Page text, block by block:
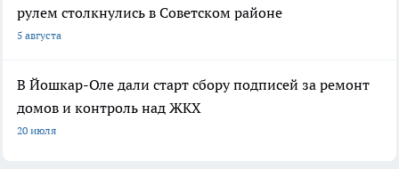
рулем столкнулись в Советском районе
5 августа
В Йошкар-Оле дали старт сбору подписей за ремонт
домов и контроль над ЖКХ
20 июля